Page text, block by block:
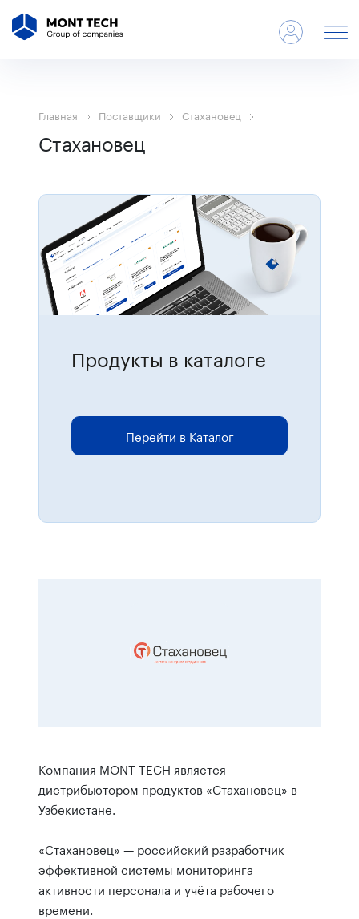
Главная Поставщики Стахановец
Стахановец
Продукты в каталоге
Для размещения онлайн-заказов
Перейти в Каталог
Компания MONT TECH является
дистрибьютором продуктов «Стахановец» в
Узбекистане.
«Стахановец» — российский разработчик
эффективной системы мониторинга
активности персонала и учёта рабочего
времени.